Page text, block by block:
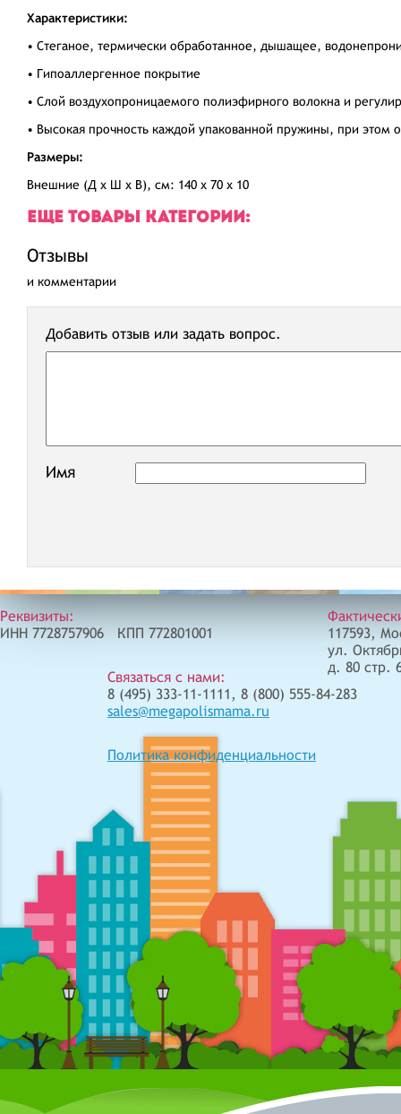
Характеристики:
• Стеганое, термически обработанное, дышащее,
• Гипоаллергенное покрытие
• Слой воздухопроницаемого полиэфирного волокна и
• Высокая прочность каждой упакованной пружины, при этом
Размеры:
Внешние (Д х Ш х В), см: 140 х 70 х 10
ЕЩЕ ТОВАРЫ КАТЕГОРИИ:
Отзывы
и комментарии
Добавить отзыв или задать вопрос.
Имя
Реквизиты:
ИНН 7728757906 КПП 772801001
Связаться с нами:
8 (495) 333-11-1111, 8 (800) 555-84-283
sales@megapolismama.ru
Политика конфиденциальности
117593,
ул.
д. 80 стр.